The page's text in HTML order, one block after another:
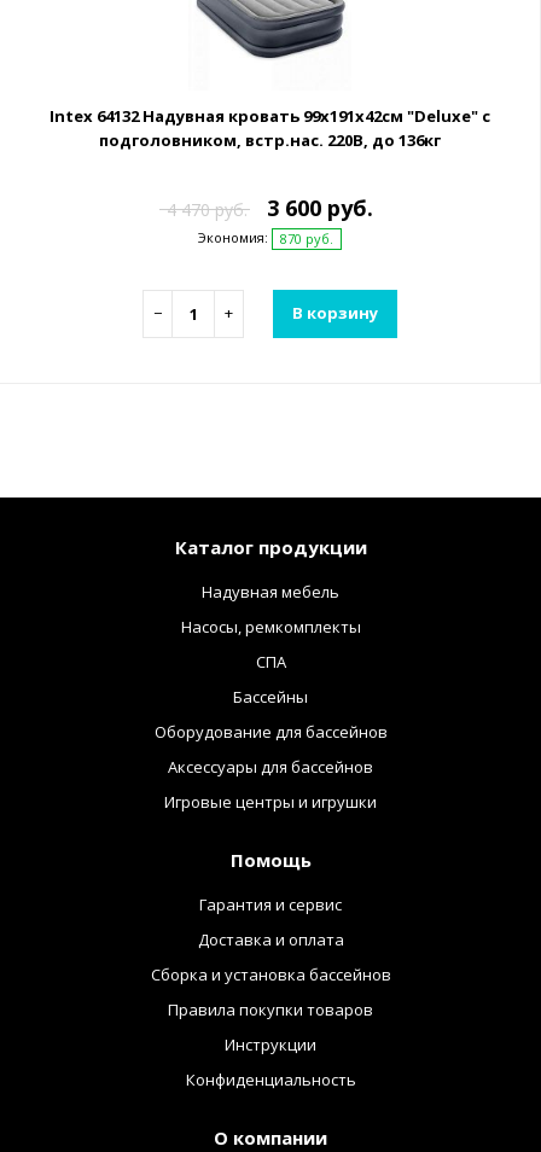
Intex 64132 Надувная кровать 99х191х42см "Deluxe" с
подголовником, встр.нас. 220В, до 136кг
4 470 руб. 3 600 руб.
Экономия: 870 руб.
− + В корзину
Каталог продукции
Надувная мебель
Насосы, ремкомплекты
СПА
Бассейны
Оборудование для бассейнов
Аксессуары для бассейнов
Игровые центры и игрушки
Помощь
Гарантия и сервис
Доставка и оплата
Сборка и установка бассейнов
Правила покупки товаров
Инструкции
Конфиденциальность
О компании